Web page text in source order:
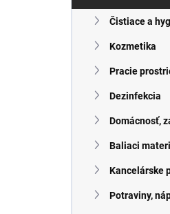
č
kategórie
Čistiace a
Kozmetika
Pracie
Dezinfekcia
Domácnosť,
Baliaci
Kancelárske
Potraviny,